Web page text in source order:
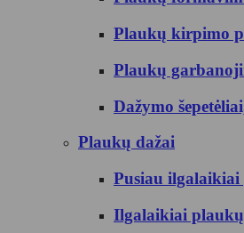
Plaukų kirpimo
Plaukų
Dažymo
Plaukų dažai
Pusiau
Ilgalaikiai